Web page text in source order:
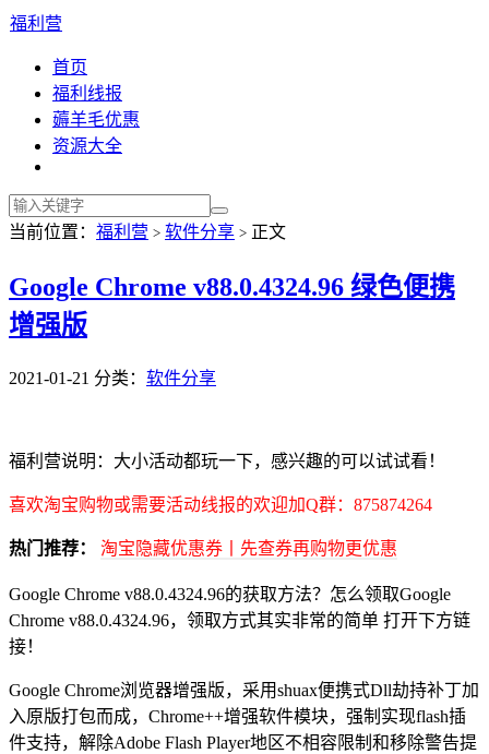
福利营
首页
福利线报
薅羊毛优惠
资源大全
当前位置： 福利营 > 软件分享 > 正文
Google Chrome v88.0.4324.96 绿色便携
增强版
2021-01-21 分类： 软件分享
福利营说明：大小活动都玩一下，感兴趣的可以试试看！
喜欢淘宝购物或需要活动线报的欢迎加Q群：875874264
热门推荐： 淘宝隐藏优惠券丨先查券再购物更优惠
Google Chrome v88.0.4324.96的获取方法？怎么领取Google
Chrome v88.0.4324.96，领取方式其实非常的简单 打开下方链
接！
Google Chrome浏览器增强版，采用shuax便携式Dll劫持补丁加
入原版打包而成，Chrome++增强软件模块，强制实现flash插
件支持，解除Adobe Flash Player地区不相容限制和移除警告提